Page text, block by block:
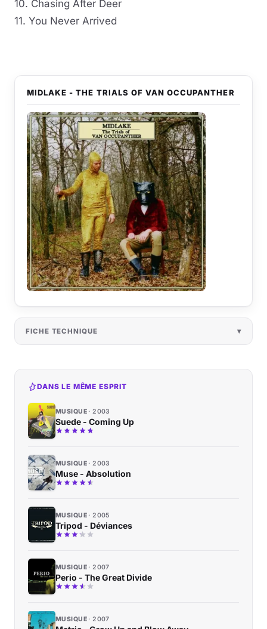
10. Chasing After Deer
11. You Never Arrived
MIDLAKE - THE TRIALS OF VAN OCCUPANTHER
FICHE TECHNIQUE
DANS LE MÊME ESPRIT
MUSIQUE 2003
Suede - Coming Up
MUSIQUE 2003
Muse - Absolution
MUSIQUE 2005
Tripod - Déviances
MUSIQUE 2007
Perio - The Great Divide
MUSIQUE 2007